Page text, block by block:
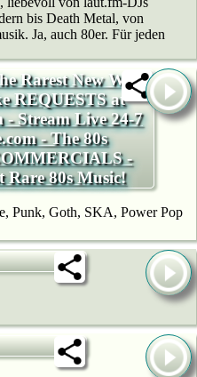
bis Death Metal, von
Ja, auch 80er. Für jeden
Rarest New Wave
REQUESTS at
- Stream Live 24-7
- The 80s
-
80s Music!
Punk, Goth, SKA, Power Pop